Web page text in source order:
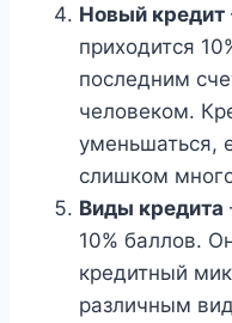
Новый кредит
приходится
последним
человеком.
уменьшаться,
слишком
Виды кредита
10% баллов.
кредитный
различным